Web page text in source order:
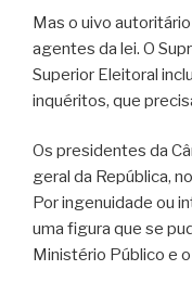
Mas o uivo
agentes da lei. O
Superior Eleitoral
inquéritos, que
Os presidentes da
geral da República,
Por ingenuidade ou
uma figura que se
Ministério Público e